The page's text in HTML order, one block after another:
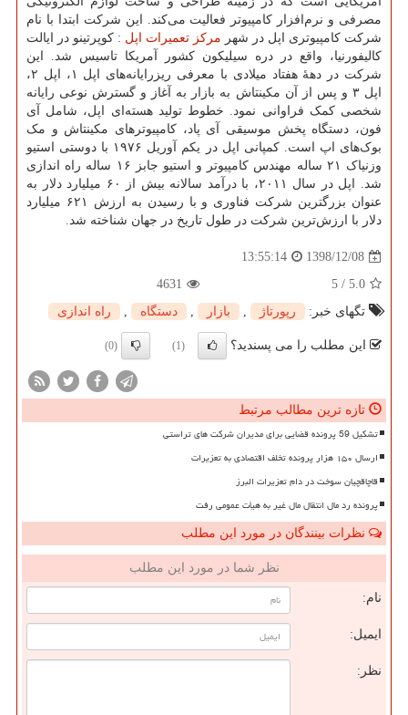
مصرفی و نرم‌افزار کامپیوتر فعالیت می‌کند. این شرکت ابتدا با نام
شرکت کامپیوتری اپل در شهر مرکز تعمیرات اپل : کوپرتینو در ایالت
کالیفورنیا، واقع در دره سیلیکون کشور آمریکا تاسیس شد. این
شرکت در دهه‌ٔ هفتاد میلادی با معرفی ریزرایانه‌های اپل ۱ ، اپل ۲،
اپل ۳ و پس از آن مکینتاش به بازار به آغاز و گسترش نوعی رایانه
شخصی کمک فراوانی نمود. خطوط تولید هسته‌ای اپل، شامل آی
فون، دستگاه پخش موسیقی آی پاد، کامپیوترهای مکینتاش و مک
بوک‌های اپ است. کمپانی اپل در یکم آوریل ۱۹۷۶ با دوستی استیو
وزنیاک ۲۱ ساله مهندس کامپیوتر و استیو جابز ۱۶ ساله راه اندازی
شد. اپل در سال ۲۰۱۱، با درآمد سالانه بیش از ۶۰ میلیارد دلار به
عنوان بزرگترین شرکت فناوری و با رسیدن به ارزش
۶۲۱ میلیارد
دلار با ارزش‌ترین شرکت در طول تاریخ در جهان شناخته شد
1398/12/08
13:55:14
5.0
/
5
4631
تگهای خبر:
رپورتاژ , بازار , دستگاه , راه اندازی
این مطلب را می پسندید؟ (1)
(0)
تازه ترین مطالب مرتبط
تشکیل 59 پرونده قضایی برای مدیران شرکت های تراستی
ارسال ۱۵۰ هزار پرونده تخلف اقتصادی به تعزیرات
قاچاقچیان سوخت در دام تعزیرات البرز
پرونده رد مال انتقال مال غیر به هیأت عمومی رفت
نظرات بینندگان در مورد این مطلب
نظر شما در مورد این مطلب
نام:
ایمیل:
نظر: